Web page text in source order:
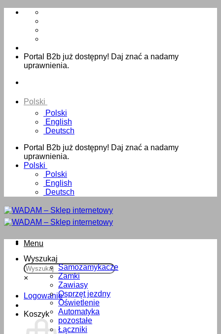
Skip
Portal B2b już dostępny! Daj znać a nadamy
uprawnienia.
Polski
Polski
English
Deutsch
Portal B2b już dostępny! Daj znać a nadamy
uprawnienia.
Polski
Polski
English
Deutsch
Wyszukaj
×
Logowanie
Koszyk
Menu
Samozamykacze
Zamki
Zawiasy
Osprzęt jezdny
Oświetlenie
Automatyka
pozostałe
Łączniki